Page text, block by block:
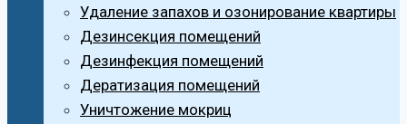
Удаление запахов и озонирование квартиры
Дезинсекция помещений
Дезинфекция помещений
Дератизация помещений
Уничтожение мокриц